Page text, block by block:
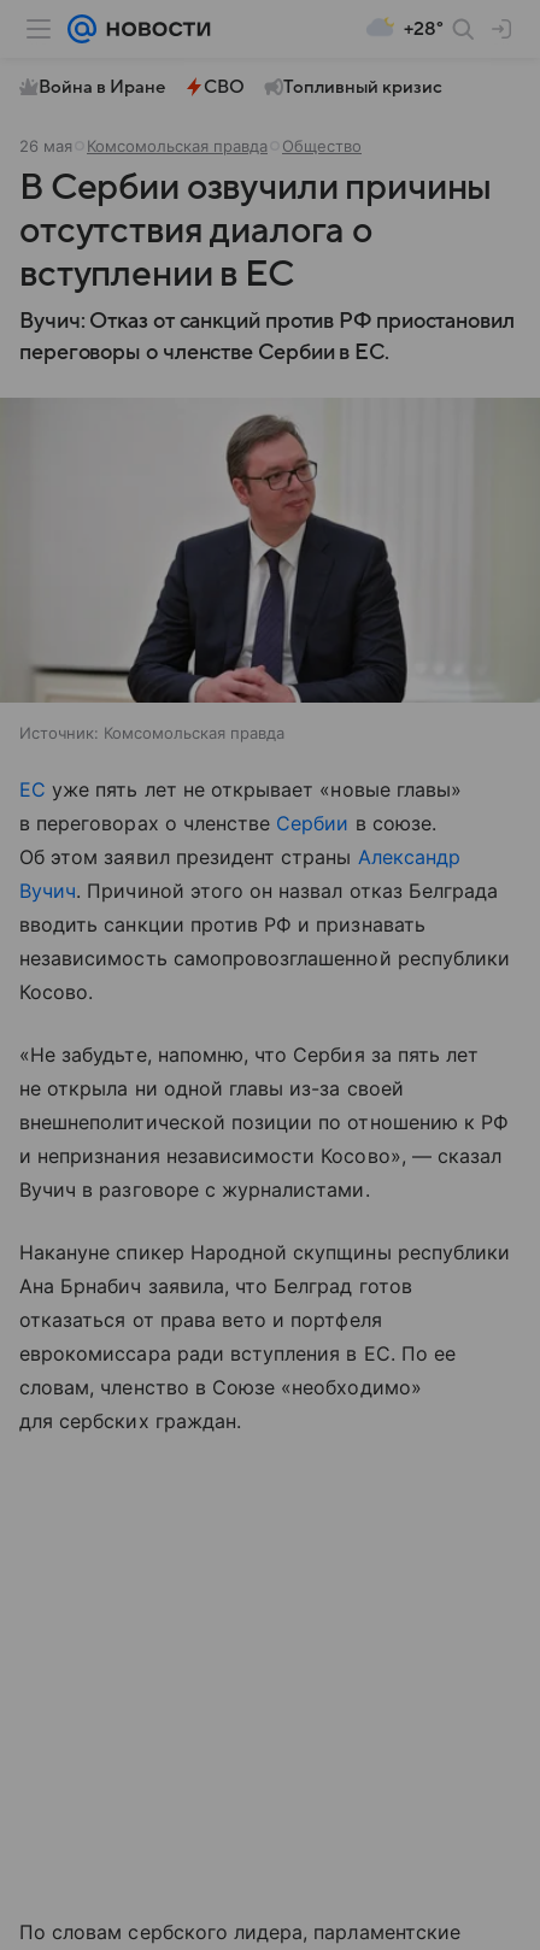
+28°
Война в Иране СВО Топливный кризис
26 мая Комсомольская правда Общество
В Сербии озвучили причины
отсутствия диалога о
вступлении в ЕС
Вучич: Отказ от санкций против РФ приостановил
переговоры о членстве Сербии в ЕС.
Источник: Комсомольская правда
ЕС уже пять лет не открывает «новые главы»
в переговорах о членстве Сербии в союзе.
Об этом заявил президент страны Александр
Вучич. Причиной этого он назвал отказ Белграда
вводить санкции против РФ и признавать
независимость самопровозглашенной республики
Косово.
«Не забудьте, напомню, что Сербия за пять лет
не открыла ни одной главы из-за своей
внешнеполитической позиции по отношению к РФ
и непризнания независимости Косово», — сказал
Вучич в разговоре с журналистами.
Накануне спикер Народной скупщины республики
Ана Брнабич заявила, что Белград готов
отказаться от права вето и портфеля
еврокомиссара ради вступления в ЕС. По ее
словам, членство в Союзе «необходимо»
для сербских граждан.
По словам сербского лидера, парламентские